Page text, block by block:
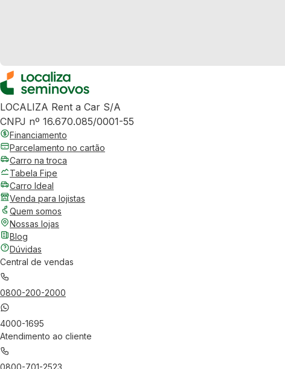
LOCALIZA Rent a Car S/A
CNPJ nº 16.670.085/0001-55
Financiamento
Parcelamento no cartão
Carro na troca
Tabela Fipe
Carro Ideal
Venda para lojistas
Quem somos
Nossas lojas
Blog
Dúvidas
Central de vendas
0800-200-2000
4000-1695
Atendimento ao cliente
0800-701-2523